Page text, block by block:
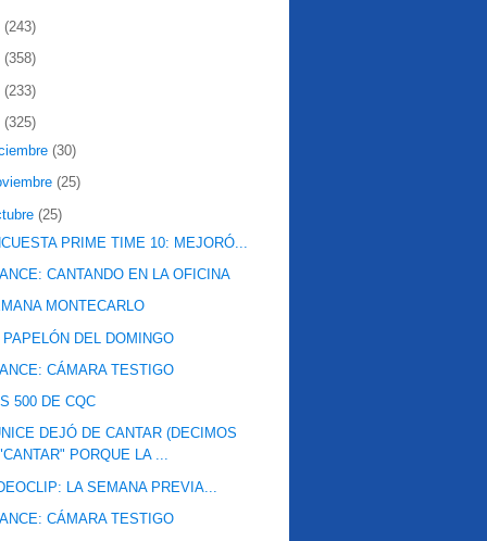
(243)
(358)
(233)
(325)
(30)
(25)
(25)
PRIME TIME 10: MEJORÓ...
CANTANDO EN LA OFICINA
MONTECARLO
PAPELÓN DEL DOMINGO
CÁMARA TESTIGO
500 DE CQC
DEJÓ DE CANTAR (DECIMOS
PORQUE LA ...
LA SEMANA PREVIA...
CÁMARA TESTIGO